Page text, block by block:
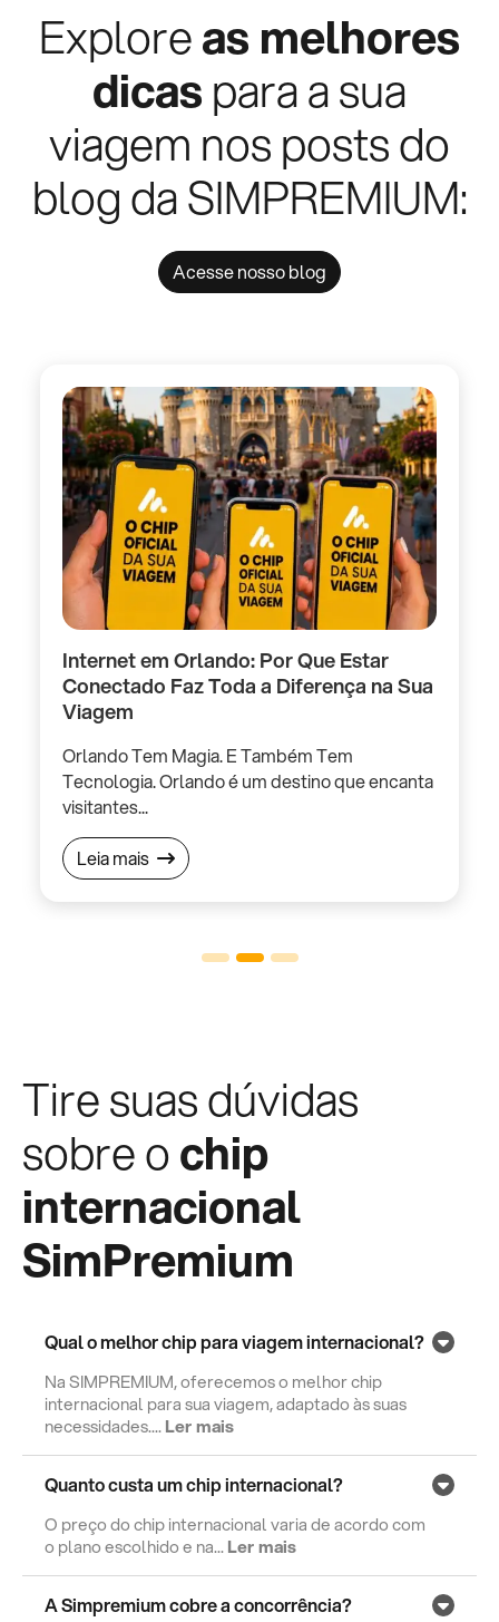
Exploreas melhores
dicaspara a sua
viagem nos posts do
blog da SIMPREMIUM:
Acesse nosso blog
Internet em Orlando: Por Que Estar
Conectado Faz Toda a Diferença na Sua
Viagem
Orlando Tem Magia. E Também Tem
Tecnologia. Orlando é um destino que encanta
visitantes...
Leia mais
Tire suas dúvidas
sobre ochip
internacional
SimPremium
Qual o melhor chip para viagem internacional?
Na SIMPREMIUM, oferecemos o melhor chip
internacional para sua viagem, adaptado às suas
necessidades....Ler mais
Quanto custa um chip internacional?
O preço do chip internacional varia de acordo com
o plano escolhido e na...Ler mais
A Simpremium cobre a concorrência?